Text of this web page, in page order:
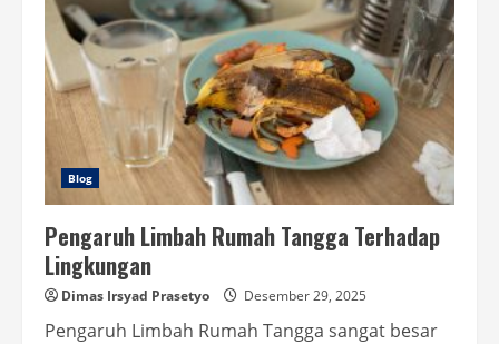
Blog
Pengaruh Limbah Rumah Tangga Terhadap
Lingkungan
Dimas Irsyad Prasetyo Desember 29, 2025
Pengaruh Limbah Rumah Tangga sangat besar